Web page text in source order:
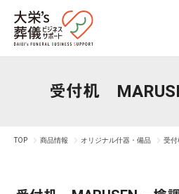
受付机
TOP 商品情報 オリジナル什器・備品 受付